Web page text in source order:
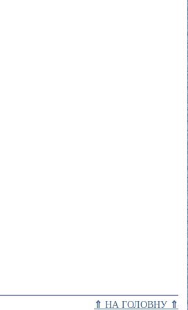
⇑ НА ГОЛОВНУ⇑